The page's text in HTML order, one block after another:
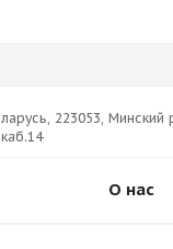
223053,
О нас